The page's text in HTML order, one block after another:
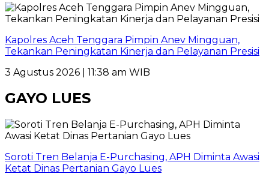
Kapolres Aceh Tenggara Pimpin Anev Mingguan,
Tekankan Peningkatan Kinerja dan Pelayanan Presisi
3 Agustus 2026 | 11:38 am WIB
GAYO LUES
Soroti Tren Belanja E-Purchasing, APH Diminta Awasi
Ketat Dinas Pertanian Gayo Lues